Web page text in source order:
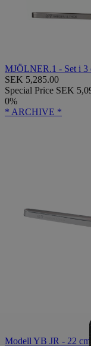
MJÖLNER.1 - Set i 3
SEK 5,285.00
Special Price SEK
0%
* ARCHIVE *
Modell YB JR - 22